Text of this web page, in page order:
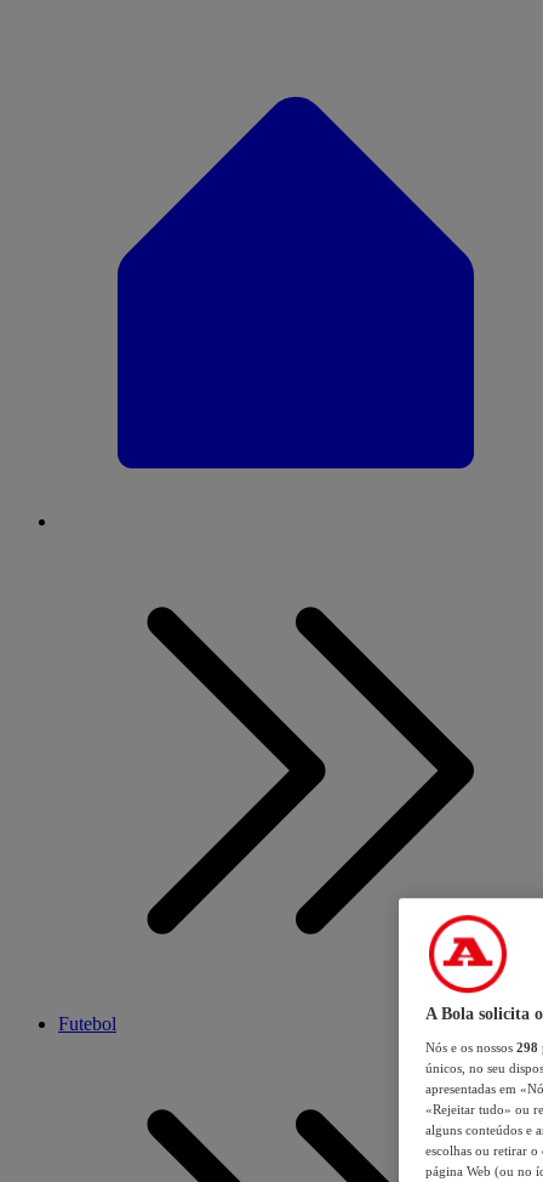
Futebol A Bola solicita
Nós e os nossos 298
únicos, no seu
apresentadas em
«Rejeitar tudo» ou
alguns conteúdos e
escolhas ou retirar
página Web (ou no